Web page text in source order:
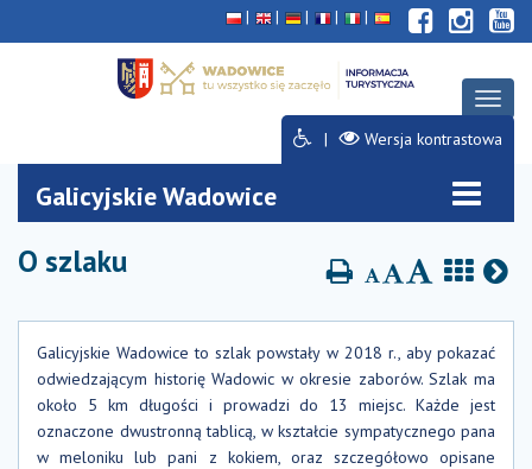
Deklaracja
dostępności
Przejdź
do
głównej
treści
Przejdź
do
menu
Przejdź
do
stopki
menu
Wersja kontrastowa
Galicyjskie Wadowice
O szlaku
Galicyjskie Wadowice to szlak powstały w 2018 r., aby pokazać
odwiedzającym historię Wadowic w okresie zaborów. Szlak ma
około 5 km długości i prowadzi do 13 miejsc. Każde jest
oznaczone dwustronną tablicą, w kształcie sympatycznego pana
w meloniku lub pani z kokiem, oraz szczegółowo opisane